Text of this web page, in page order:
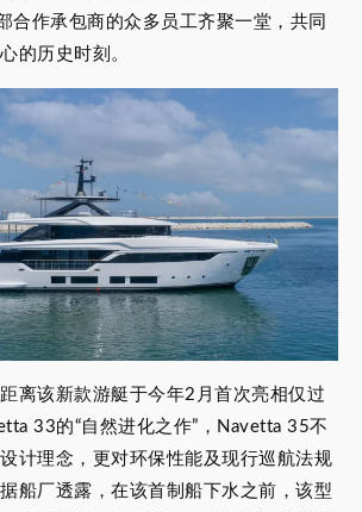
合作承包商的众多员工齐聚一堂，共同
的历史时刻。
离该新款游艇于今年2月首次亮相仅过
33的“自然进化之作”，Navetta 35不
计理念，更对环保性能及现行巡航法规
船厂透露，在该首制船下水之前，该型